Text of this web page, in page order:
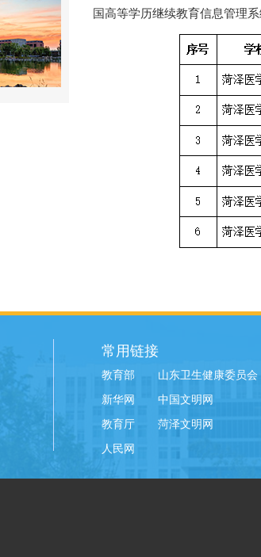
国高等学历继续教育信息管理
常用链接
教育部 山东卫生健康委员会
新华网 中国文明网
教育厅 菏泽文明网
人民网